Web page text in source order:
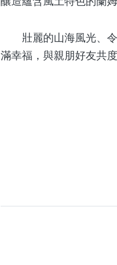
壯麗的山海風光、令
滿幸福，與親朋好友共